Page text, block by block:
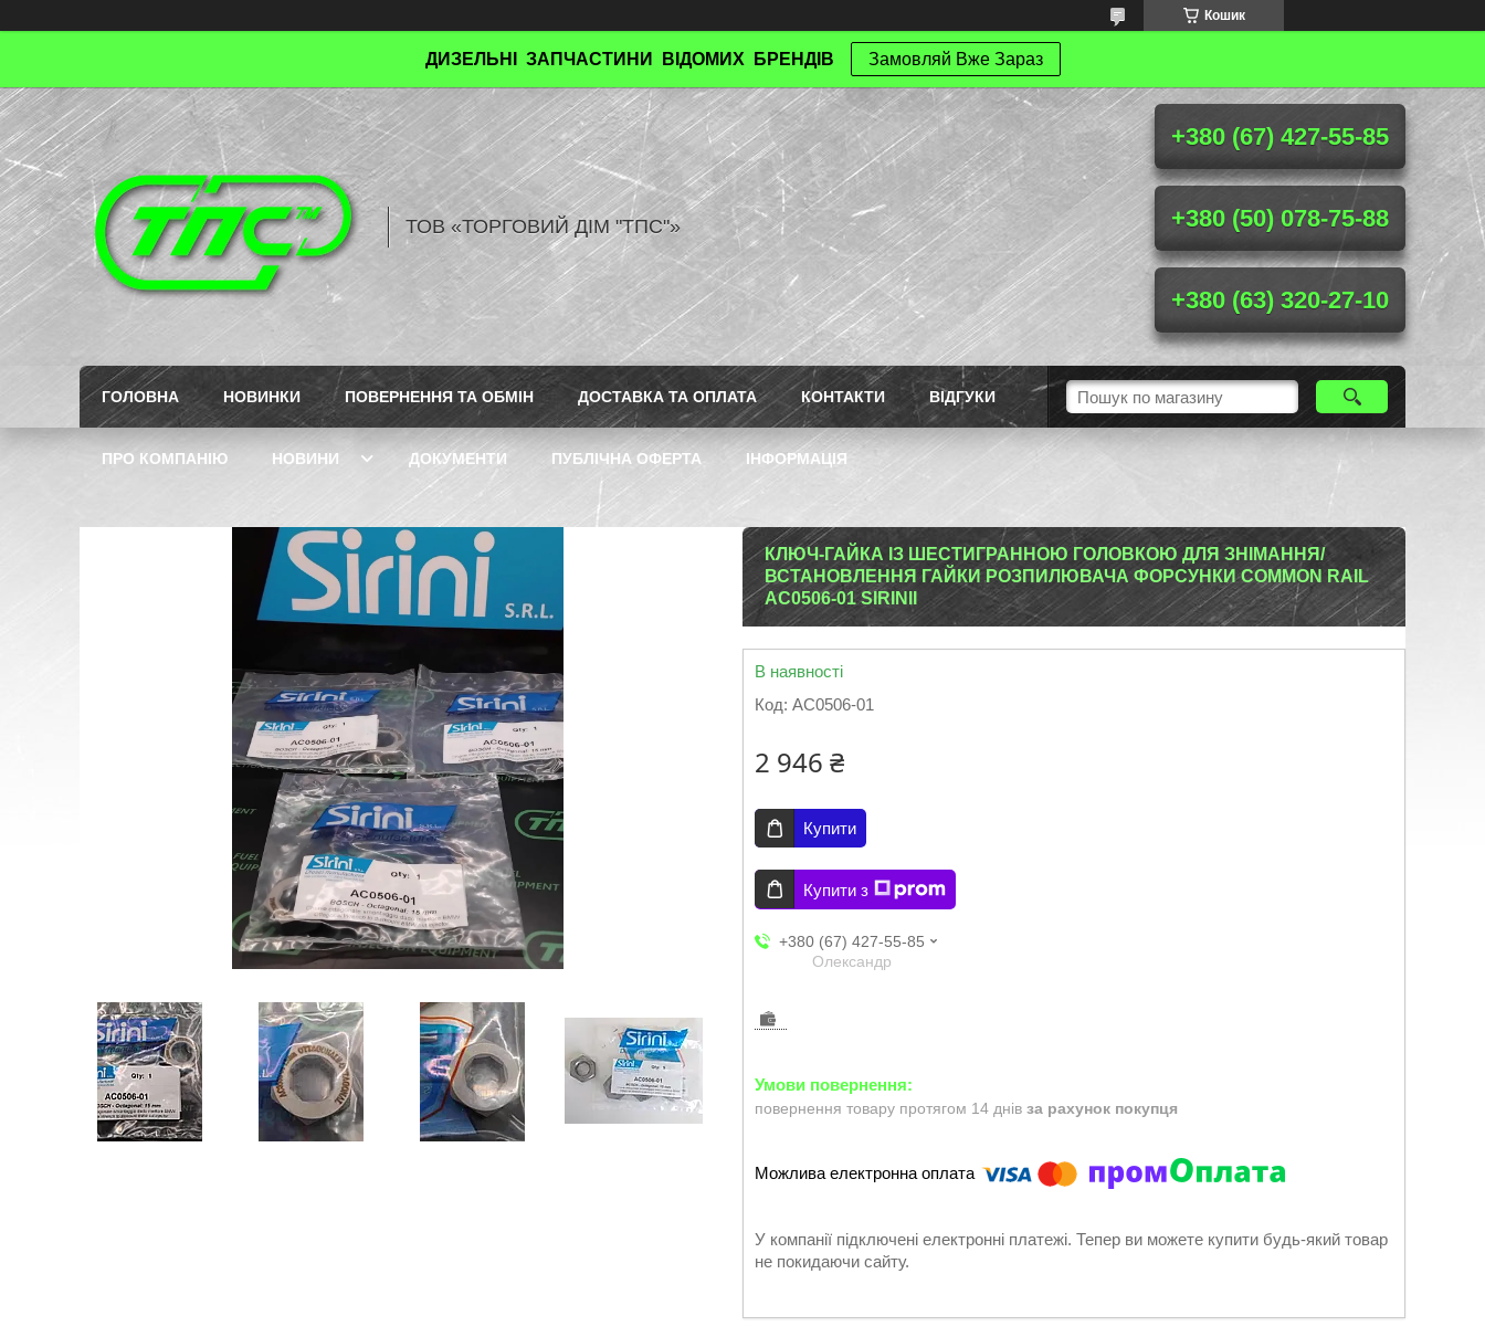
Кошик
ДИЗЕЛЬНІ ЗАПЧАСТИНИ ВІДОМИХ БРЕНДІВ Замовляй Вже Зараз
ТОВ «ТОРГОВИЙ ДІМ "ТПС"»
+380 (67) 427-55-85
+380 (50) 078-75-88
+380 (63) 320-27-10
ГОЛОВНА НОВИНКИ ПОВЕРНЕННЯ ТА ОБМІН ДОСТАВКА ТА ОПЛАТА КОНТАКТИ ВІДГУКИ
ПРО КОМПАНІЮ НОВИНИ ДОКУМЕНТИ ПУБЛІЧНА ОФЕРТА ІНФОРМАЦІЯ
КЛЮЧ-ГАЙКА ІЗ ШЕСТИГРАННОЮ ГОЛОВКОЮ ДЛЯ ЗНІМАННЯ/
ВСТАНОВЛЕННЯ ГАЙКИ РОЗПИЛЮВАЧА ФОРСУНКИ COMMON RAIL
AC0506-01 SIRINII
В наявності
Код: AC0506-01
2 946 ₴
Купити
Купити з
+380 (67) 427-55-85
Олександр
повернення товару протягом 14 днів за рахунок покупця
У компанії підключені електронні платежі. Тепер ви можете купити будь-який товар
не покидаючи сайту.